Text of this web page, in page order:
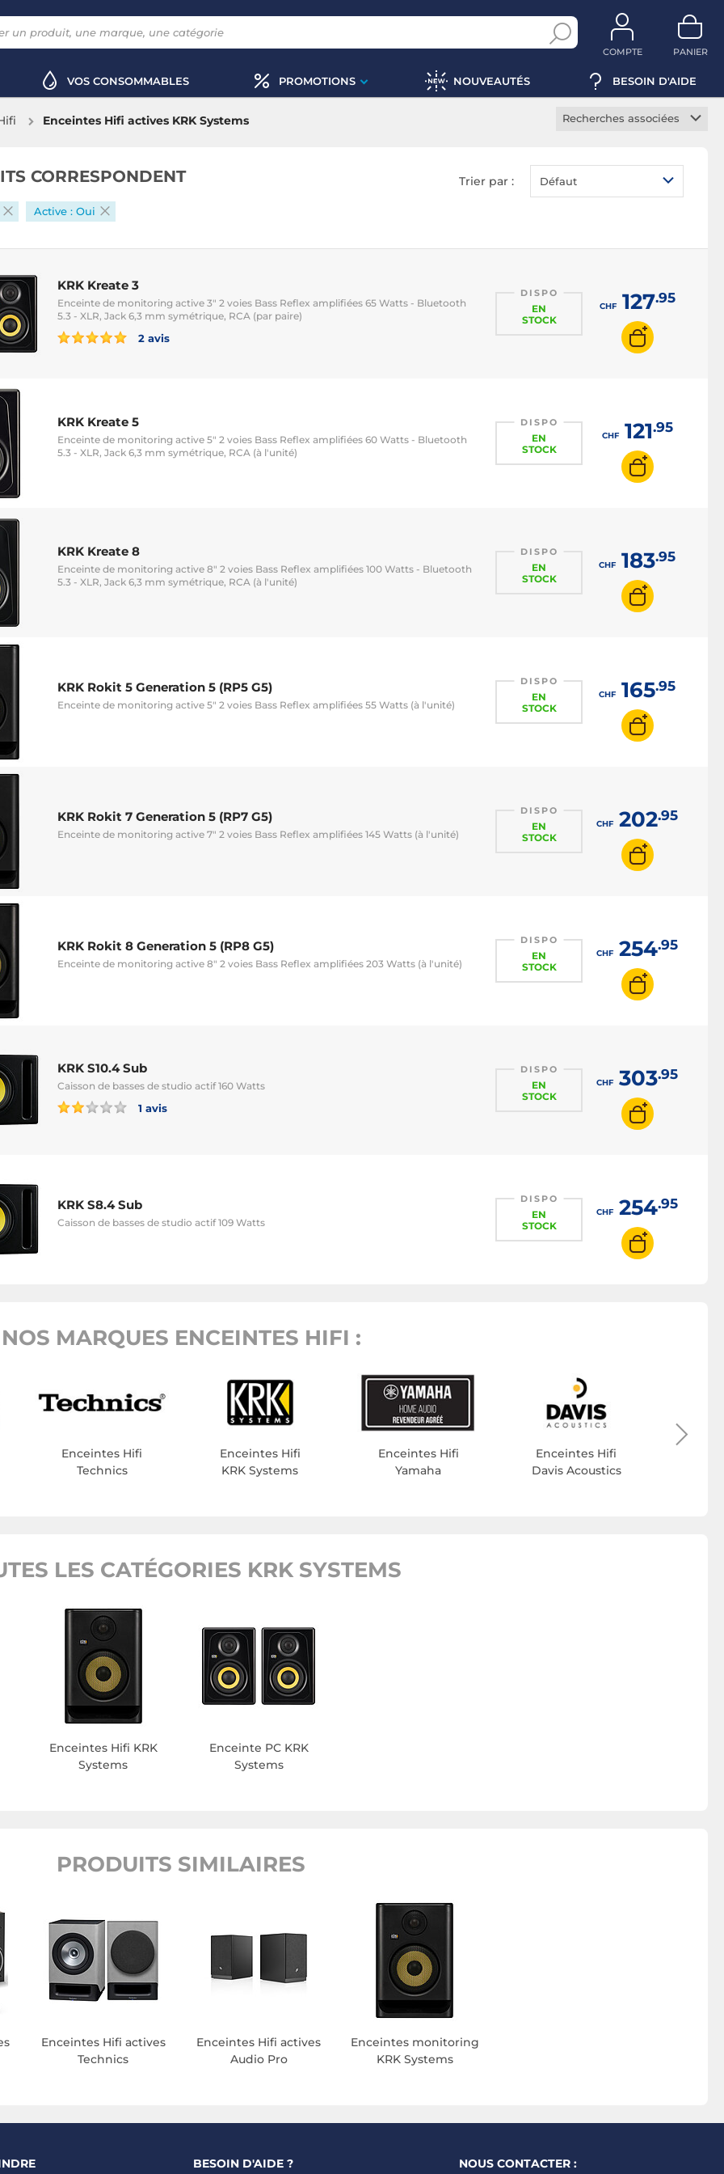
COMPTE PANIER
VOS CONSOMMABLES PROMOTIONS NOUVEAUTÉS BESOIN D'AIDE
Enceintes Hifi actives KRK Systems
Recherches associées
Enceinte bibliothèque
Enceinte colonne
Enceinte d'élévation
Enceinte monitoring
Enceinte d'extérieur
CORRESPONDENT Trier par : Défaut
Active : Oui
KRK Kreate 3
Enceinte de monitoring active 3" 2 voies Bass Reflex amplifiées 65 Watts - Bluetooth
5.3 - XLR, Jack 6,3 mm symétrique, RCA (par paire)
2 avis
DISPO
EN
STOCK
CHF127.95
KRK Kreate 5
Enceinte de monitoring active 5" 2 voies Bass Reflex amplifiées 60 Watts - Bluetooth
5.3 - XLR, Jack 6,3 mm symétrique, RCA (à l'unité)
DISPO
EN
STOCK
CHF121.95
KRK Kreate 8
Enceinte de monitoring active 8" 2 voies Bass Reflex amplifiées 100 Watts - Bluetooth
5.3 - XLR, Jack 6,3 mm symétrique, RCA (à l'unité)
DISPO
EN
STOCK
CHF183.95
KRK Rokit 5 Generation 5 (RP5 G5)
Enceinte de monitoring active 5" 2 voies Bass Reflex amplifiées 55 Watts (à l'unité)
DISPO
EN
STOCK
CHF165.95
KRK Rokit 7 Generation 5 (RP7 G5)
Enceinte de monitoring active 7" 2 voies Bass Reflex amplifiées 145 Watts (à l'unité)
DISPO
EN
STOCK
CHF202.95
KRK Rokit 8 Generation 5 (RP8 G5)
Enceinte de monitoring active 8" 2 voies Bass Reflex amplifiées 203 Watts (à l'unité)
DISPO
EN
STOCK
CHF254.95
KRK S10.4 Sub
Caisson de basses de studio actif 160 Watts
1 avis
DISPO
EN
STOCK
CHF303.95
KRK S8.4 Sub
Caisson de basses de studio actif 109 Watts
DISPO
EN
STOCK
CHF254.95
NOS MARQUES ENCEINTES HIFI :
Enceintes Hifi
Technics
Enceintes Hifi
KRK Systems
Enceintes Hifi
Yamaha
Enceintes Hifi
Davis Acoustics
LES CATÉGORIES KRK SYSTEMS
Enceintes Hifi KRK
Systems
Enceinte PC KRK
Systems
PRODUITS SIMILAIRES
Enceintes Hifi actives
Technics
Enceintes Hifi actives
Audio Pro
Enceintes monitoring
KRK Systems
BESOIN D'AIDE ? NOUS CONTACTER :